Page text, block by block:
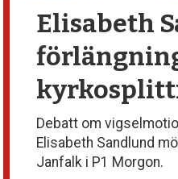
Elisabeth
Debatt om
Elisabeth Sandlund
Janfalk i P1 Morgon.